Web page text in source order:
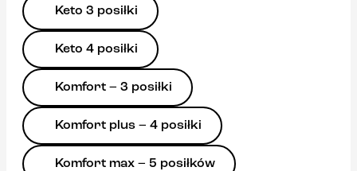
Keto 3 posiłki
Keto 4 posiłki
Komfort – 3 posiłki
Komfort plus – 4 posiłki
Komfort max – 5 posiłków